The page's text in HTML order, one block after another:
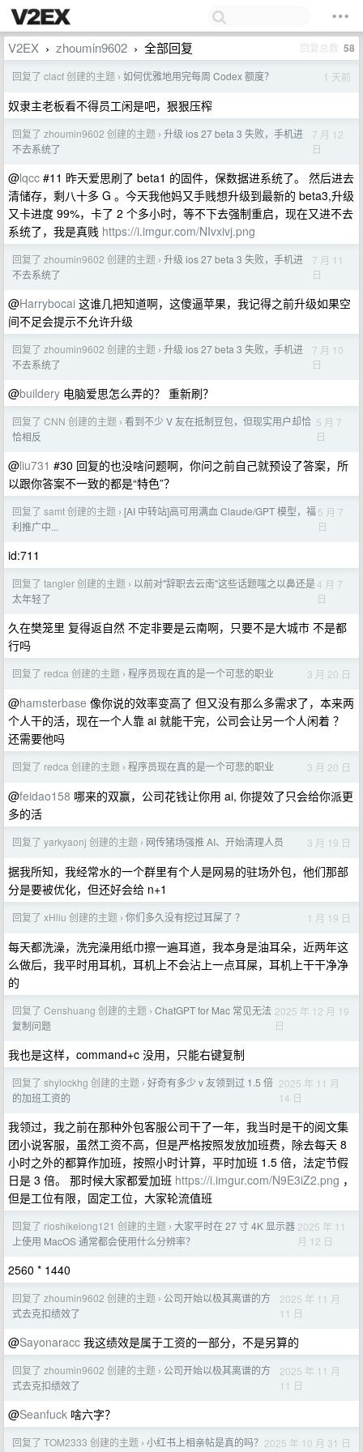
V2EX › zhoumin9602 › 全部回复 回复总数 58
回复了 clacf 创建的主题 › 如何优雅地用完每周 Codex 额度？ 1 天前
奴隶主老板看不得员工闲是吧，狠狠压榨
回复了 zhoumin9602 创建的主题 › 升级 ios 27 beta 3 失败，手机进
不去系统了
7 月 12
日
@lqcc #11 昨天爱思刷了 beta1 的固件，保数据进系统了。 然后进去
清储存，剩八十多 G 。今天我他妈又手贱想升级到最新的 beta3,升级
又卡进度 99%，卡了 2 个多小时，等不下去强制重启，现在又进不去
系统了，我是真贱 https://i.imgur.com/NIvxivj.png
回复了 zhoumin9602 创建的主题 › 升级 ios 27 beta 3 失败，手机进
不去系统了
7 月 11
日
@Harrybocai 这谁几把知道啊，这傻逼苹果，我记得之前升级如果空
间不足会提示不允许升级
回复了 zhoumin9602 创建的主题 › 升级 ios 27 beta 3 失败，手机进
不去系统了
7 月 10
日
@buildery 电脑爱思怎么弄的？ 重新刷？
回复了 CNN 创建的主题 › 看到不少 V 友在抵制豆包，但现实用户却恰
恰相反
5 月 7
日
@liu731 #30 回复的也没啥问题啊，你问之前自己就预设了答案，所
以跟你答案不一致的都是“特色”？
回复了 samt 创建的主题 › [AI 中转站]高可用满血 Claude/GPT 模型，福
利推广中...
5 月 7
日
id:711
回复了 tangler 创建的主题 › 以前对"辞职去云南"这些话题嗤之以鼻还是
太年轻了
4 月 7
日
久在樊笼里 复得返自然 不定非要是云南啊，只要不是大城市 不是都
行吗
回复了 redca 创建的主题 › 程序员现在真的是一个可悲的职业 3 月 20 日
@hamsterbase 像你说的效率变高了 但又没有那么多需求了，本来两
个人干的活，现在一个人靠 ai 就能干完，公司会让另一个人闲着 ？
还需要他吗
回复了 redca 创建的主题 › 程序员现在真的是一个可悲的职业 3 月 20 日
@feidao158 哪来的双赢，公司花钱让你用 ai, 你提效了只会给你派更
多的活
回复了 yarkyaonj 创建的主题 › 网传猪场强推 AI、开始清理人员 3 月 19 日
据我所知，我经常水的一个群里有个人是网易的驻场外包，他们那部
分是要被优化，但还好会给 n+1
回复了 xHliu 创建的主题 › 你们多久没有挖过耳屎了 ？ 1 月 19 日
每天都洗澡，洗完澡用纸巾擦一遍耳道，我本身是油耳朵，近两年这
么做后，我平时用耳机，耳机上不会沾上一点耳屎，耳机上干干净净
的
回复了 Censhuang 创建的主题 › ChatGPT for Mac 常见无法
复制问题
2025 年 12 月 19
日
我也是这样，command+c 没用，只能右键复制
回复了 shylockhg 创建的主题 › 好奇有多少 v 友领到过 1.5 倍
的加班工资的
2025 年 11 月
14 日
我领过，我之前在那种外包客服公司干了一年，我当时是干的阅文集
团小说客服，虽然工资不高，但是严格按照发放加班费，除去每天 8
小时之外的都算作加班，按照小时计算，平时加班 1.5 倍，法定节假
日是 3 倍。 那时候大家都爱加班 https://i.imgur.com/N9E3iZ2.png ，
但是工位有限，固定工位，大家轮流值班
回复了 rioshikelong121 创建的主题 › 大家平时在 27 寸 4K 显示器
上使用 MacOS 通常都会使用什么分辨率？
2025 年 11
月 12 日
2560 * 1440
回复了 zhoumin9602 创建的主题 › 公司开始以极其离谱的方
式去克扣绩效了
2025 年 11 月
11 日
@Sayonaracc 我这绩效是属于工资的一部分，不是另算的
回复了 zhoumin9602 创建的主题 › 公司开始以极其离谱的方
式去克扣绩效了
2025 年 11 月
11 日
@Seanfuck 啥六字？
回复了 TOM2333 创建的主题 › 小红书上相亲帖是真的吗？ 2025 年 10 月 31 日